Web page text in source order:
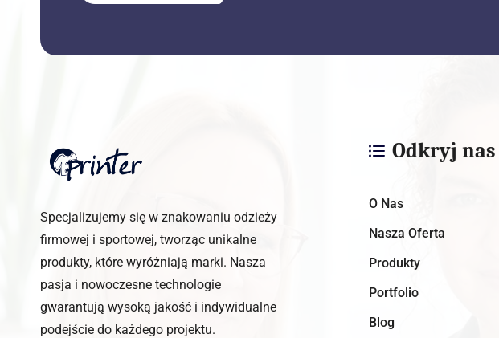
Specjalizujemy się w znakowaniu odzieży
firmowej i sportowej, tworząc unikalne
produkty, które wyróżniają marki. Nasza
pasja i nowoczesne technologie
gwarantują wysoką jakość i indywidualne
podejście do każdego projektu.
Odkryj nas
O Nas
Nasza Oferta
Produkty
Portfolio
Blog